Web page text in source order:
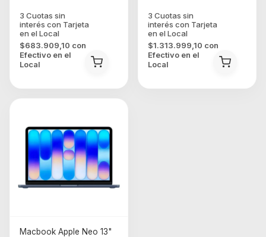
$683.909,10 con
Efectivo en el
Local
$1.313.999,10 con
Efectivo en el
Local
Macbook Apple Neo 13"